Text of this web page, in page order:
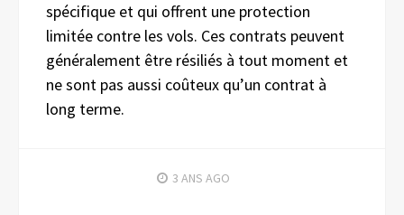
spécifique et qui offrent une protection
limitée contre les vols. Ces contrats peuvent
généralement être résiliés à tout moment et
ne sont pas aussi coûteux qu’un contrat à
long terme.
3 ANS AGO